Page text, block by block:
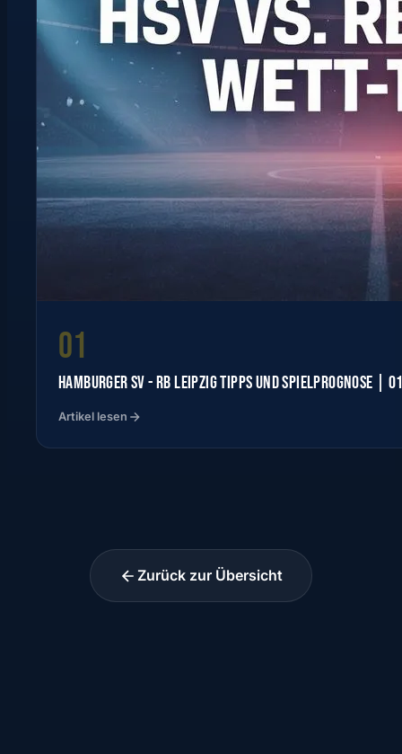
01
HAMBURGER SV - RB LEIPZIG TIPPS UND SPIELPROGNOSE |
Artikel lesen
Zurück zur Übersicht